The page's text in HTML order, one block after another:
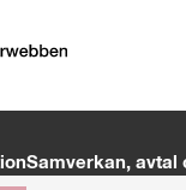
Samverkan, avtal